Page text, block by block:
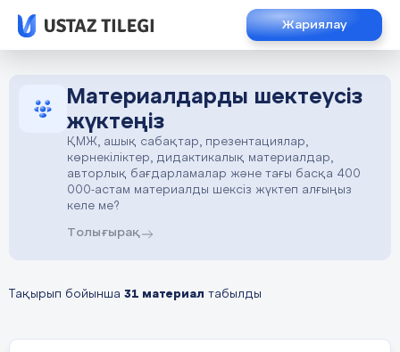
Жариялау
Материалдарды шектеусіз
жүктеңіз
ҚМЖ, ашық сабақтар, презентациялар,
көрнекіліктер, дидактикалық материалдар,
авторлық бағдарламалар және тағы басқа 400
000-астам материалды шексіз жүктеп алғыңыз
келе ме?
Толығырақ
Тақырып бойынша 31 материал табылды